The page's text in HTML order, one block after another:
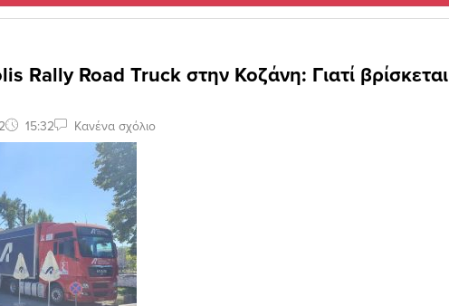
Rally Road Truck στην Κοζάνη: Γιατί βρίσκεται
15:32 Κανένα σχόλιο